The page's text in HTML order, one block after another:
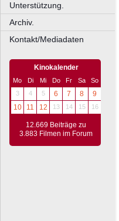
Unterstützung.
Archiv.
Kontakt/Mediadaten
Kinokalender
Mo Di Mi Do Fr Sa
So
3
4 5 6 7 8
9
10
11 12 13 14 15 16
12.669 Beiträge zu
3.883 Filmen im Forum